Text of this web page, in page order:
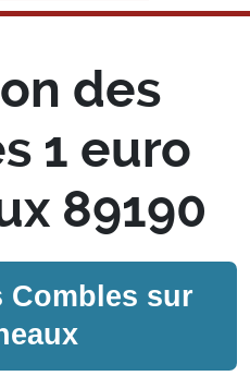
des
1 euro
89190
Combles sur